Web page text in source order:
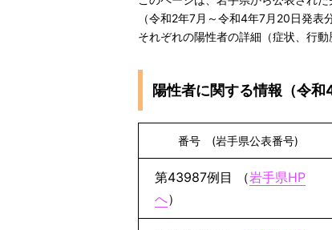
（令和2年7月～令和4年7月20日発表
それぞれの陽性者の詳細（症状、行
陽性者に関する情報（令和
番号 (岩手県公表番号)
第43987例目 （岩手県HP
へ）